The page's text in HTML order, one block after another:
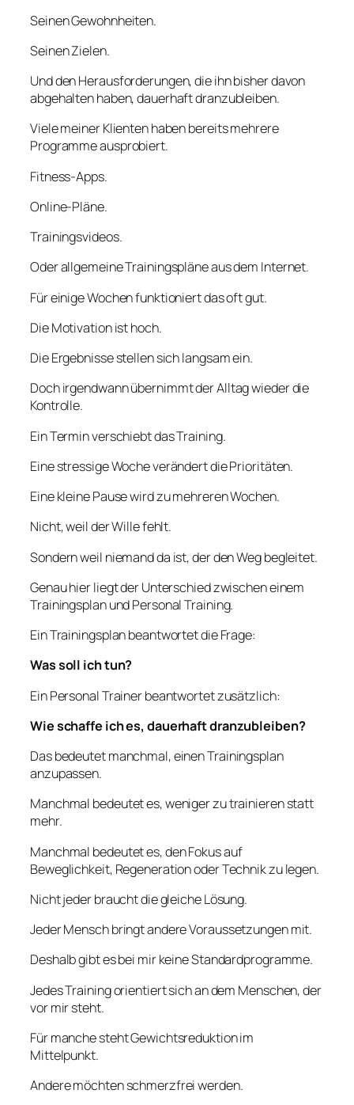
Seinen Gewohnheiten.
Seinen Zielen.
Und den Herausforderungen, die ihn bisher davon
abgehalten haben, dauerhaft dranzubleiben.
Viele meiner Klienten haben bereits mehrere
Programme ausprobiert.
Fitness-Apps.
Online-Pläne.
Trainingsvideos.
Oder allgemeine Trainingspläne aus dem Internet.
Für einige Wochen funktioniert das oft gut.
Die Motivation ist hoch.
Die Ergebnisse stellen sich langsam ein.
Doch irgendwann übernimmt der Alltag wieder die
Kontrolle.
Ein Termin verschiebt das Training.
Eine stressige Woche verändert die Prioritäten.
Eine kleine Pause wird zu mehreren Wochen.
Nicht, weil der Wille fehlt.
Sondern weil niemand da ist, der den Weg begleitet.
Genau hier liegt der Unterschied zwischen einem
Trainingsplan und Personal Training.
Ein Trainingsplan beantwortet die Frage:
Was soll ich tun?
Ein Personal Trainer beantwortet zusätzlich:
Wie schaffe ich es, dauerhaft dranzubleiben?
Das bedeutet manchmal, einen Trainingsplan
anzupassen.
Manchmal bedeutet es, weniger zu trainieren statt
mehr.
Manchmal bedeutet es, den Fokus auf
Beweglichkeit, Regeneration oder Technik zu legen.
Nicht jeder braucht die gleiche Lösung.
Jeder Mensch bringt andere Voraussetzungen mit.
Deshalb gibt es bei mir keine Standardprogramme.
Jedes Training orientiert sich an dem Menschen, der
vor mir steht.
Für manche steht Gewichtsreduktion im
Mittelpunkt.
Andere möchten schmerzfrei werden.